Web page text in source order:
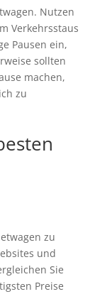
Nutzen
Verkehrsstaus
Pausen ein,
sollten
machen,
zu
zu
und
Sie
Preise